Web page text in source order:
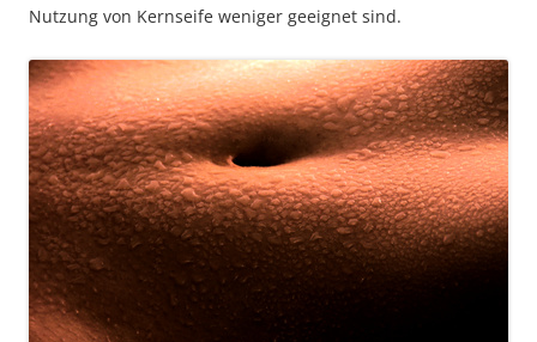
Nutzung von Kernseife weniger geeignet sind.